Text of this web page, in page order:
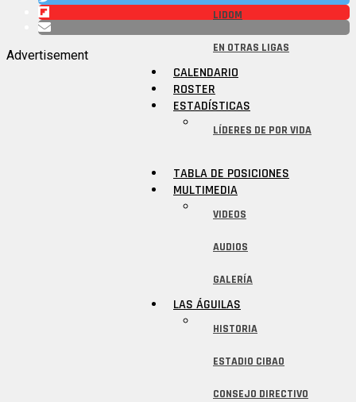
LIDOM
EN OTRAS LIGAS
CALENDARIO
ROSTER
ESTADÍSTICAS
LÍDERES DE POR VIDA
TABLA DE POSICIONES
MULTIMEDIA
VIDEOS
AUDIOS
GALERÍA
LAS ÁGUILAS
HISTORIA
ESTADIO CIBAO
CONSEJO DIRECTIVO
Advertisement